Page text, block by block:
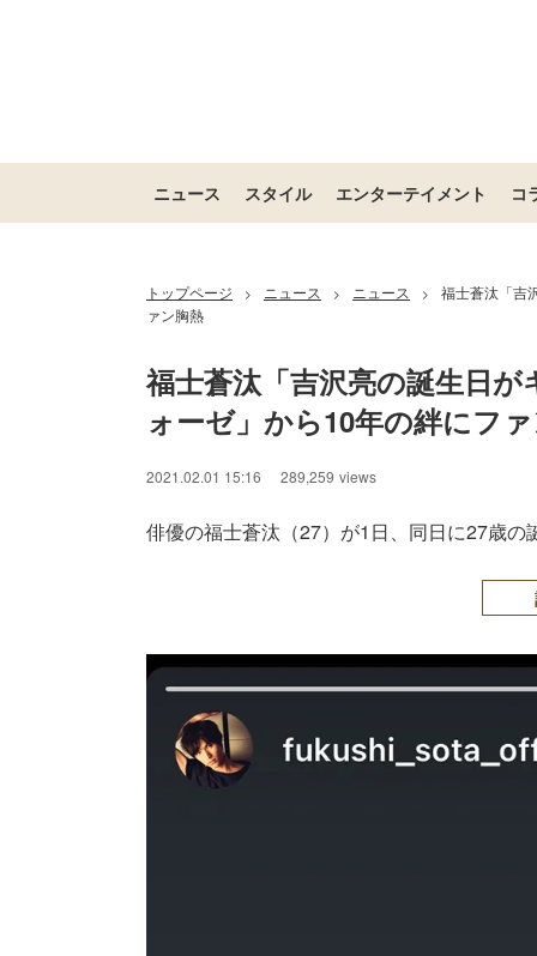
ニュース スタイル エンターテイメント コ
トップページ > ニュース > ニュース >
福士蒼汰「吉
ァン胸熱
福士蒼汰「吉沢亮の誕生日
ォーゼ」から10年の絆にフ
2021.02.01 15:16 289,259 views
俳優の福士蒼汰（27）が1日、同日に27歳